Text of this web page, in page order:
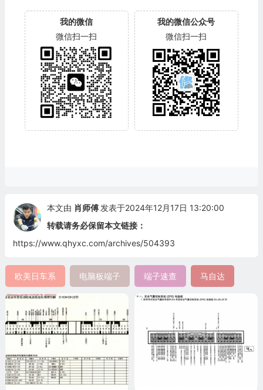
我的微信
微信扫一扫
我的微信公众号
微信扫一扫
本文由 肖师傅 发表于2024年12月17日 13:20:00
转载请务必保留本文链接：
https://www.qhyxc.com/archives/504393
欧美日车系 电脑板端子 端子速查 马自达